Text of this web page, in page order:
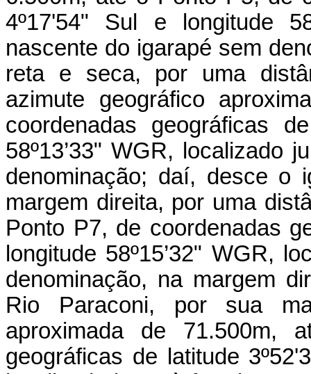
4º17'54" Sul e longitude
nascente do igarapé sem
reta e seca, por uma
azimute geográfico
coordenadas geográficas
58º13’33" WGR, localizado
denominação; daí, desce o
margem direita, por uma
Ponto P7, de coordenadas
longitude 58º15’32" WGR,
denominação, na margem
Rio Paraconi, por sua
aproximada de 71.500m,
geográficas de latitude